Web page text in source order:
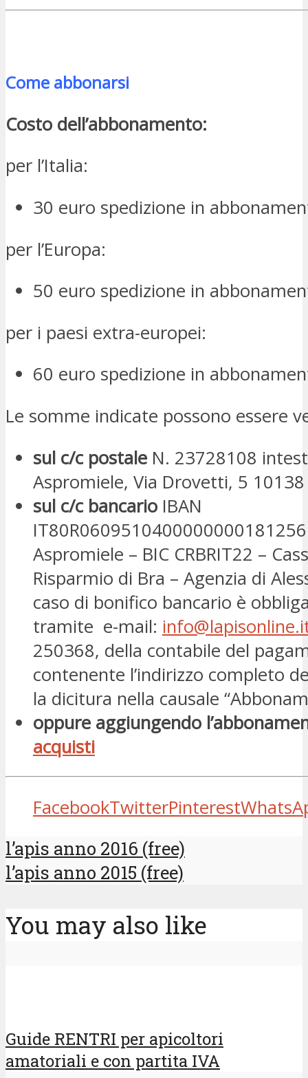
Come abbonarsi
Costo dell’abbonamento:
per l’Italia:
30 euro spedizione in
per l’Europa:
50 euro spedizione in
per i paesi extra-europei:
60 euro spedizione in
Le somme indicate possono essere
sul c/c postale N. 23728108
Aspromiele, Via Drovetti, 5
sul c/c bancario IBAN
Aspromiele – BIC CRBRIT22 –
Risparmio di Bra – Agenzia di
caso di bonifico bancario è
tramite e-mail:
250368, della contabile del
contenente l’indirizzo completo
la dicitura nella causale
oppure aggiungendo
acquisti
FacebookTwitterPinterest
l’apis anno 2016 (free)
l’apis anno 2015 (free)
You may also like
Guide RENTRI per apicoltori
amatoriali e con partita IVA